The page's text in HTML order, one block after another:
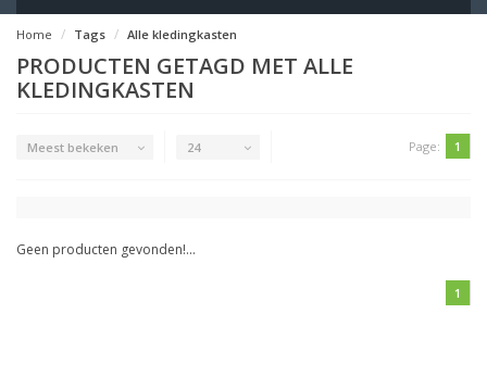
Home Tags Alle kledingkasten
PRODUCTEN GETAGD MET ALLE
KLEDINGKASTEN
Meest bekeken 24 Page: 1
Geen producten gevonden!...
1